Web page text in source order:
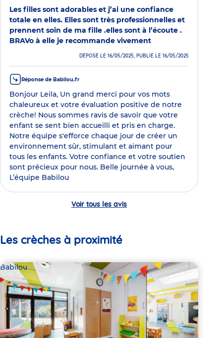
Les filles sont adorables et j’ai une confiance
totale en elles. Elles sont très professionnelles et
prennent soin de ma fille .elles sont à l’écoute .
BRAVo à elle je recommande vivement
DÉPOSÉ LE 16/05/2025, PUBLIÉ LE 16/05/2025
Réponse de Babilou.fr
Bonjour Leila, Un grand merci pour vos mots
chaleureux et votre évaluation positive de notre
crèche! Nous sommes ravis de savoir que votre
enfant se sent bien accueilli et pris en charge.
Notre équipe s'efforce chaque jour de créer un
environnement sûr, stimulant et aimant pour
tous les enfants. Votre confiance et votre soutien
sont précieux pour nous. Belle journée à vous,
L’équipe Babilou
Voir tous les avis
Les crèches à proximité
Babilou